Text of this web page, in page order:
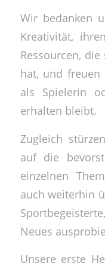
Wir bedanken
Kreativität,
Ressourcen,
hat, und
als Spielerin
erhalten bleibt.
Zugleich
auf die
einzelnen
auch weiterhin
Neues
Unsere erste